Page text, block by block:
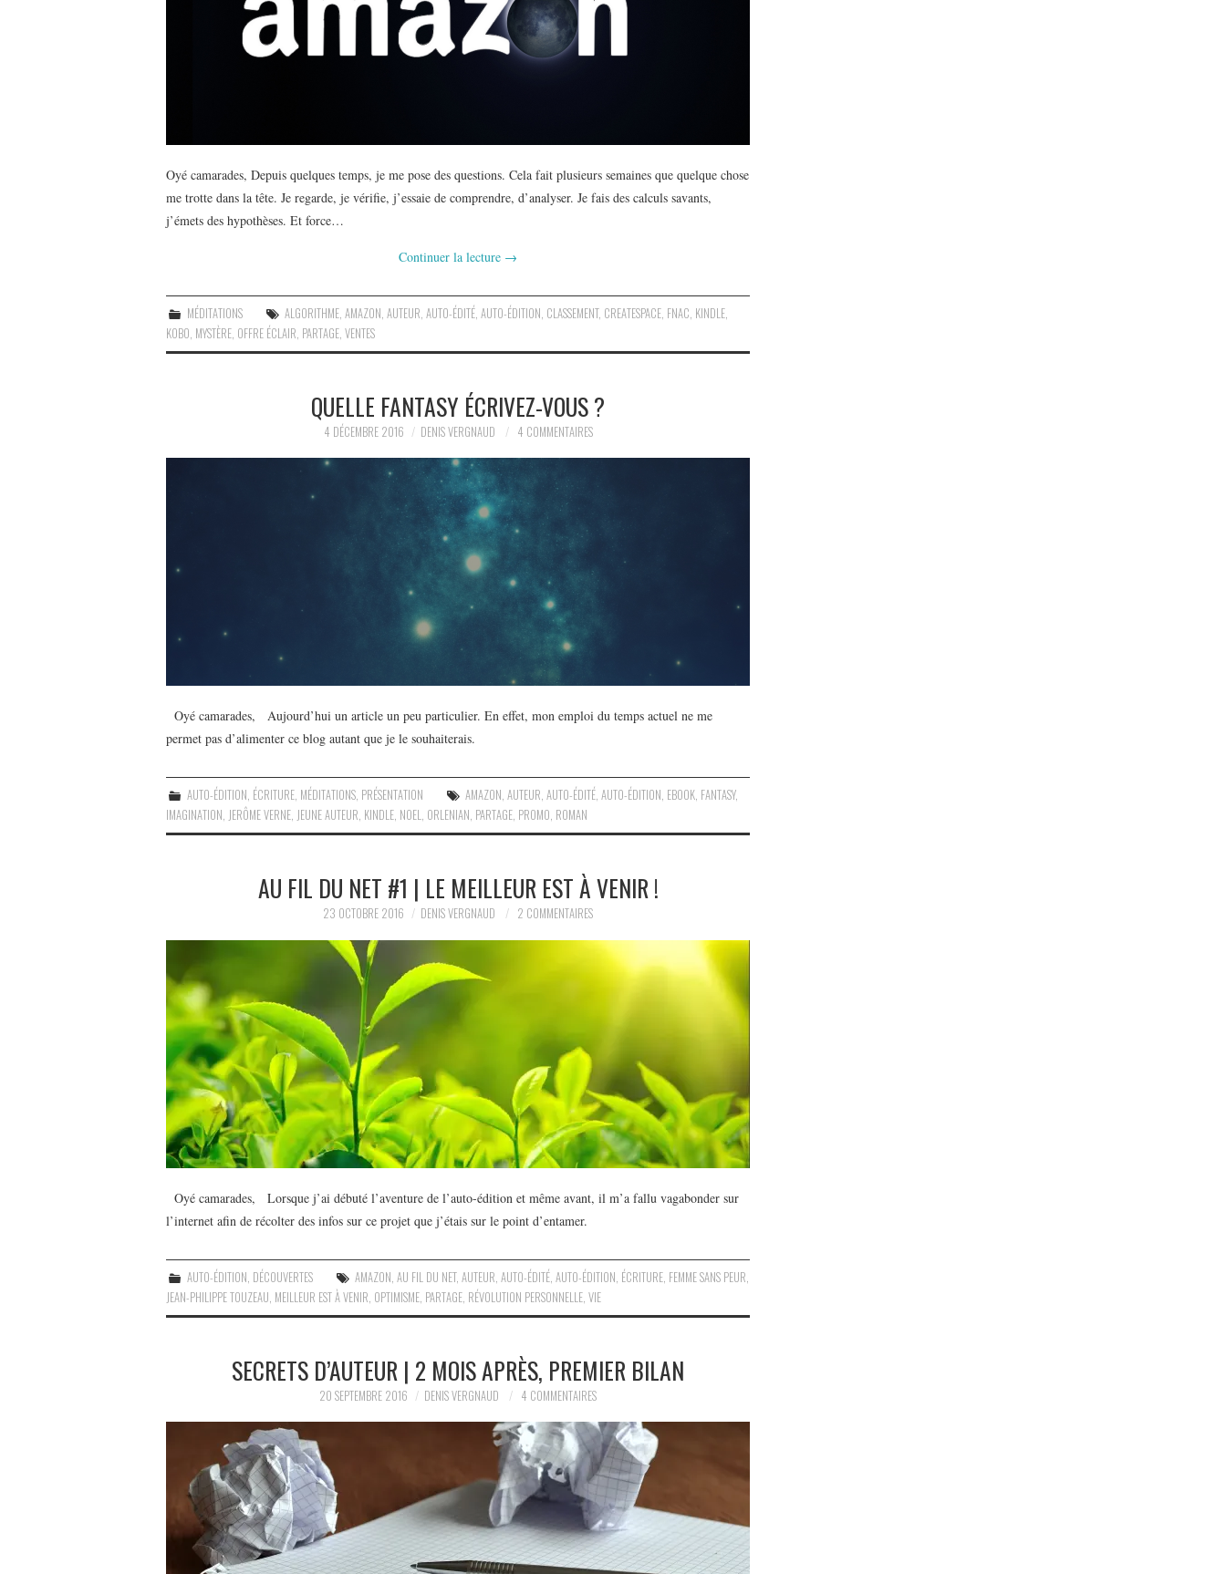
Oyé camarades, Depuis quelques temps, je me pose des questions. Cela fait plusieurs semaines que quelque chose
me trotte dans la tête. Je regarde, je vérifie, j’essaie de comprendre, d’analyser. Je fais des calculs savants,
j’émets des hypothèses. Et force…
Continuer la lecture →
MÉDITATIONS ALGORITHME ,AMAZON ,AUTEUR ,AUTO-ÉDITÉ ,AUTO-ÉDITION CLASSEMENT, CREATESPACE FNAC KINDLE
KOBO MYSTÈRE OFFRE ÉCLAIR PARTAGE VENTES
QUELLE FANTASY ÉCRIVEZ-VOUS ?
4 DÉCEMBRE 2016 DENIS VERGNAUD 4 COMMENTAIRES
Oyé camarades, Aujourd’hui un article un peu particulier. En effet, mon emploi du temps actuel ne me
permet pas d’alimenter ce blog autant que je le souhaiterais.
AUTO-ÉDITION, ÉCRITURE, MÉDITATIONS, PRÉSENTATION AMAZON,AUTEUR,AUTO-ÉDITÉ,AUTO-ÉDITION, EBOOK, FANTASY,
IMAGINATION, JERÔME VERNE, JEUNE AUTEUR, KINDLE, NOEL, ORLENIAN, PARTAGE, PROMO, ROMAN
AU FIL DU NET #1 | LE MEILLEUR EST À VENIR !
23 OCTOBRE 2016 DENIS VERGNAUD 2 COMMENTAIRES
Oyé camarades, Lorsque j’ai débuté l’aventure de l’auto-édition et même avant, il m’a fallu vagabonder sur
l’internet afin de récolter des infos sur ce projet que j’étais sur le point d’entamer.
AUTO-ÉDITION DÉCOUVERTES AMAZON ,AU FIL DU NET,AUTEUR ,AUTO-ÉDITÉ ,AUTO-ÉDITION ÉCRITURE FEMME SANS PEUR
JEAN-PHILIPPE TOUZEAU MEILLEUR EST À VENIR OPTIMISME PARTAGE RÉVOLUTION PERSONNELLE VIE
SECRETS D’AUTEUR | 2 MOIS APRÈS, PREMIER BILAN
20 SEPTEMBRE 2016 DENIS VERGNAUD 4 COMMENTAIRES